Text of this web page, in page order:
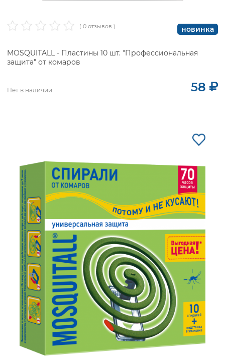
( 0 отзывов ) новинка
MOSQUITALL - Пластины 10 шт. "Профессиональная
защита" от комаров
Нет в наличии 58